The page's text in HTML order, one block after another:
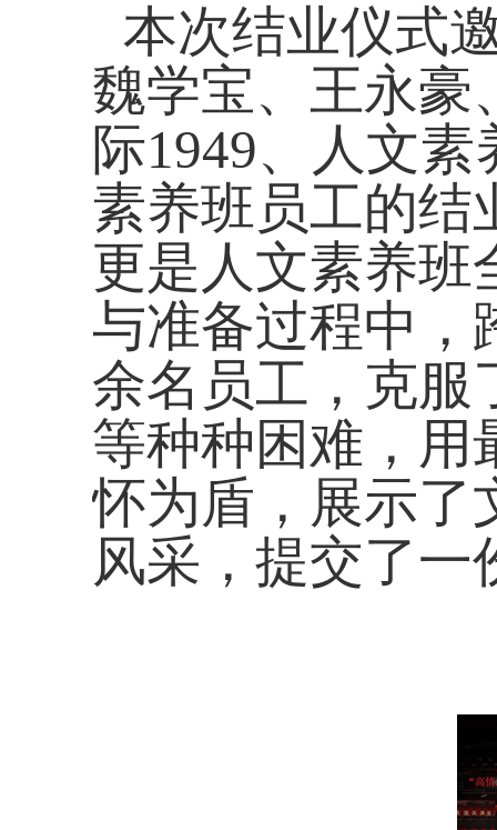
本次结业仪式
魏学宝、王永豪
际1949、人文
素养班员工的结
更是人文素养班
与准备过程中，
余名员工，克服
等种种困难，用
怀为盾，展示了
风采，提交了一